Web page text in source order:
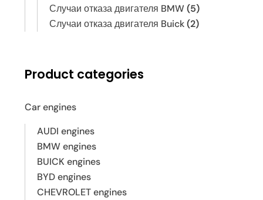
Случаи отказа двигателя BMW(5)
Случаи отказа двигателя Buick(2)
Product categories
Car engines
AUDI engines
BMW engines
BUICK engines
BYD engines
CHEVROLET engines